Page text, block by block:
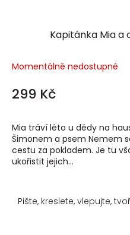
Kapitánka Mia a
Momentálně nedostupné
299 Kč
Mia tráví léto u dědy na
Šimonem a psem Nemem
cestu za pokladem. Je tu
ukořistit jejich...
Pište, kreslete, vlepujte,